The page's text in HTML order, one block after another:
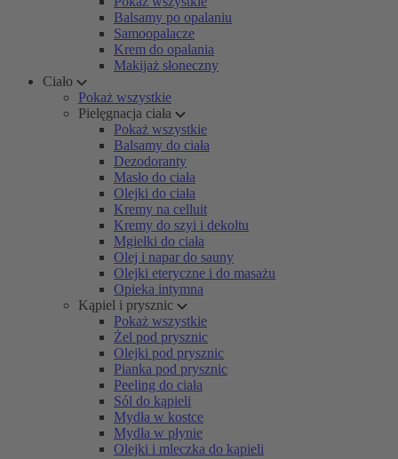
Balsamy po opalaniu
Samoopalacze
Krem do opalania
Makijaż słoneczny
Ciało
Pokaż wszystkie
Pielęgnacja ciała
Pokaż wszystkie
Balsamy do ciała
Dezodoranty
Masło do ciała
Olejki do ciała
Kremy na celluit
Kremy do szyi i dekoltu
Mgiełki do ciała
Olej i napar do sauny
Olejki eteryczne i do masażu
Opieka intymna
Kąpiel i prysznic
Pokaż wszystkie
Żel pod prysznic
Olejki pod prysznic
Pianka pod prysznic
Peeling do ciała
Sól do kąpieli
Mydła w kostce
Mydła w płynie
Olejki i mleczka do kąpieli